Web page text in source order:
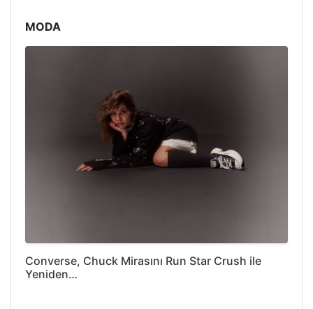
MODA
Converse, Chuck Mirasını Run Star Crush ile
Yeniden…